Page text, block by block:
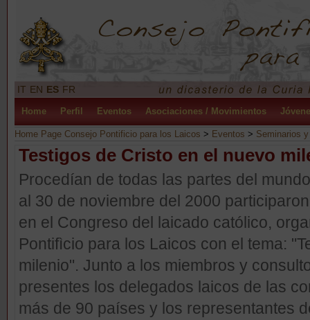
IT EN ES FR
Home Perfil Eventos Asociaciones / Movimientos
Home Page Consejo Pontificio para los Laicos > Eventos > Seminarios
Testigos de Cristo en el nuevo
Procedían de todas las partes del
al 30 de noviembre del 2000
en el Congreso del laicado católico,
Pontifìcio para los Laicos con el tema:
milenio". Junto a los miembros y
presentes los delegados laicos de las
más de 90 países y los representantes